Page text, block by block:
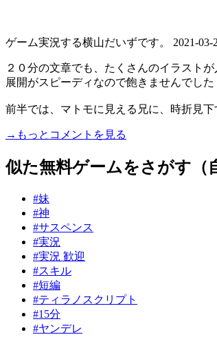
ゲーム実況する横山だいずです。 2021-03-
２０分の文章でも、たくさんのイラスト
展開がスピーディなので飽きませんでした
前半では、マトモに見える兄に、時折見
→もっとコメントを見る
似た無料ゲームをさがす（
#妹
#神
#サスペンス
#実況
#実況 歓迎
#スキル
#短編
#ティラノスクリプト
#15分
#ヤンデレ